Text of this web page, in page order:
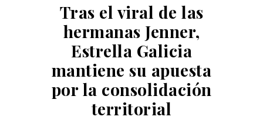
Tras el viral de las
hermanas Jenner,
Estrella Galicia
mantiene su apuesta
por la consolidación
territorial